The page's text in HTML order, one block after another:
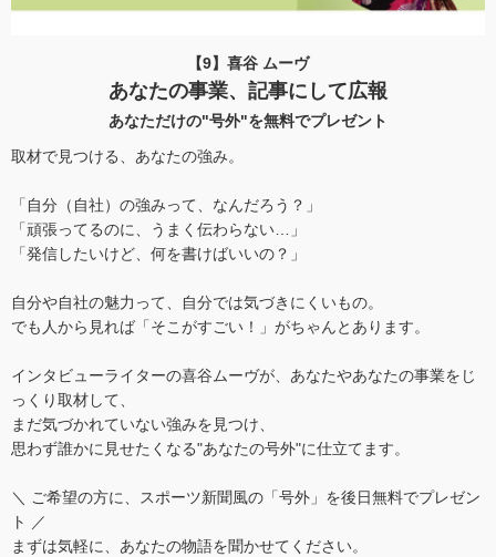
【9】喜谷 ムーヴ
あなたの事業、記事にして広報
あなただけの"号外"を無料でプレゼント
取材で見つける、あなたの強み。
「自分（自社）の強みって、なんだろう？」
「頑張ってるのに、うまく伝わらない…」
「発信したいけど、何を書けばいいの？」
自分や自社の魅力って、自分では気づきにくいもの。
でも人から見れば「そこがすごい！」がちゃんとあります。
インタビューライターの喜谷ムーヴが、あなたやあなたの事業をじ
っくり取材して、
まだ気づかれていない強みを見つけ、
思わず誰かに見せたくなる"あなたの号外"に仕立てます。
＼ ご希望の方に、スポーツ新聞風の「号外」を後日無料でプレゼン
ト ／
まずは気軽に、あなたの物語を聞かせてください。